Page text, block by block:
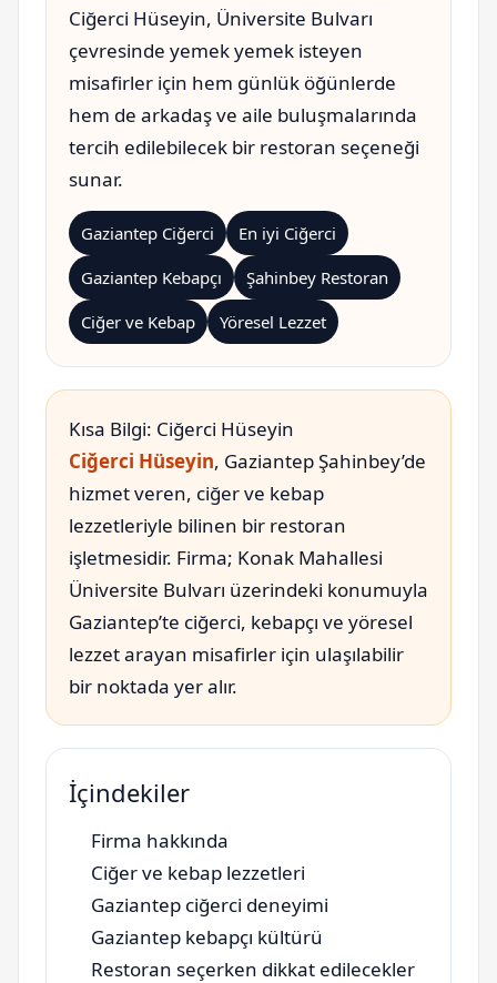
Ciğerci Hüseyin, Üniversite Bulvarı
çevresinde yemek yemek isteyen
misafirler için hem günlük öğünlerde
hem de arkadaş ve aile buluşmalarında
tercih edilebilecek bir restoran seçeneği
sunar.
Gaziantep Ciğerci
En iyi Ciğerci
Gaziantep Kebapçı
Şahinbey Restoran
Ciğer ve Kebap
Yöresel Lezzet
Kısa Bilgi: Ciğerci Hüseyin
Ciğerci Hüseyin, Gaziantep Şahinbey’de
hizmet veren, ciğer ve kebap
lezzetleriyle bilinen bir restoran
işletmesidir. Firma; Konak Mahallesi
Üniversite Bulvarı üzerindeki konumuyla
Gaziantep’te ciğerci, kebapçı ve yöresel
lezzet arayan misafirler için ulaşılabilir
bir noktada yer alır.
İçindekiler
Firma hakkında
Ciğer ve kebap lezzetleri
Gaziantep ciğerci deneyimi
Gaziantep kebapçı kültürü
Restoran seçerken dikkat edilecekler